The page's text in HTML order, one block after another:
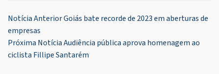
Navegação
de
Post
Notícia AnteriorGoiás bate recorde de 2023 em aberturas de
empresas
Próxima NotíciaAudiência pública aprova homenagem ao
ciclista Fillipe Santarém